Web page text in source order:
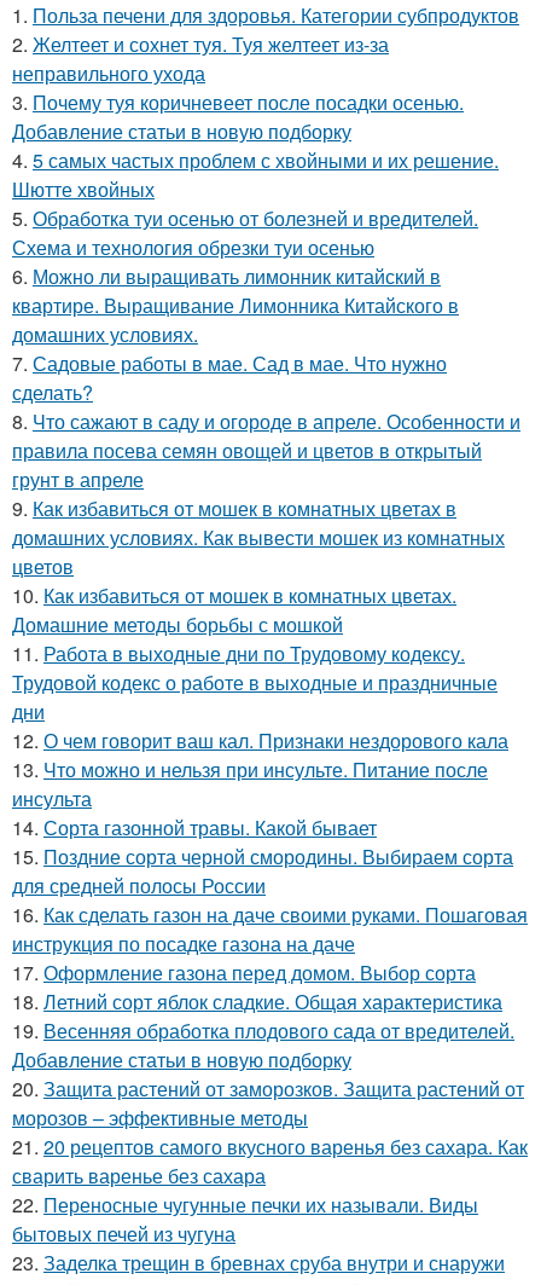
1. Польза печени для здоровья. Категории субпродуктов
2. Желтеет и сохнет туя. Туя желтеет из-за
неправильного ухода
3. Почему туя коричневеет после посадки осенью.
Добавление статьи в новую подборку
4. 5 самых частых проблем с хвойными и их решение.
Шютте хвойных
5. Обработка туи осенью от болезней и вредителей.
Схема и технология обрезки туи осенью
6. Можно ли выращивать лимонник китайский в
квартире. Выращивание Лимонника Китайского в
домашних условиях.
7. Садовые работы в мае. Сад в мае. Что нужно
сделать?
8. Что сажают в саду и огороде в апреле. Особенности и
правила посева семян овощей и цветов в открытый
грунт в апреле
9. Как избавиться от мошек в комнатных цветах в
домашних условиях. Как вывести мошек из комнатных
цветов
10. Как избавиться от мошек в комнатных цветах.
Домашние методы борьбы с мошкой
11. Работа в выходные дни по Трудовому кодексу.
Трудовой кодекс о работе в выходные и праздничные
дни
12. О чем говорит ваш кал. Признаки нездорового кала
13. Что можно и нельзя при инсульте. Питание после
инсульта
14. Сорта газонной травы. Какой бывает
15. Поздние сорта черной смородины. Выбираем сорта
для средней полосы России
16. Как сделать газон на даче своими руками. Пошаговая
инструкция по посадке газона на даче
17. Оформление газона перед домом. Выбор сорта
18. Летний сорт яблок сладкие. Общая характеристика
19. Весенняя обработка плодового сада от вредителей.
Добавление статьи в новую подборку
20. Защита растений от заморозков. Защита растений от
морозов – эффективные методы
21. 20 рецептов самого вкусного варенья без сахара. Как
сварить варенье без сахара
22. Переносные чугунные печки их называли. Виды
бытовых печей из чугуна
23. Заделка трещин в бревнах сруба внутри и снаружи